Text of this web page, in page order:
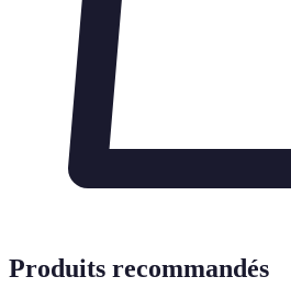
Produits recommandés